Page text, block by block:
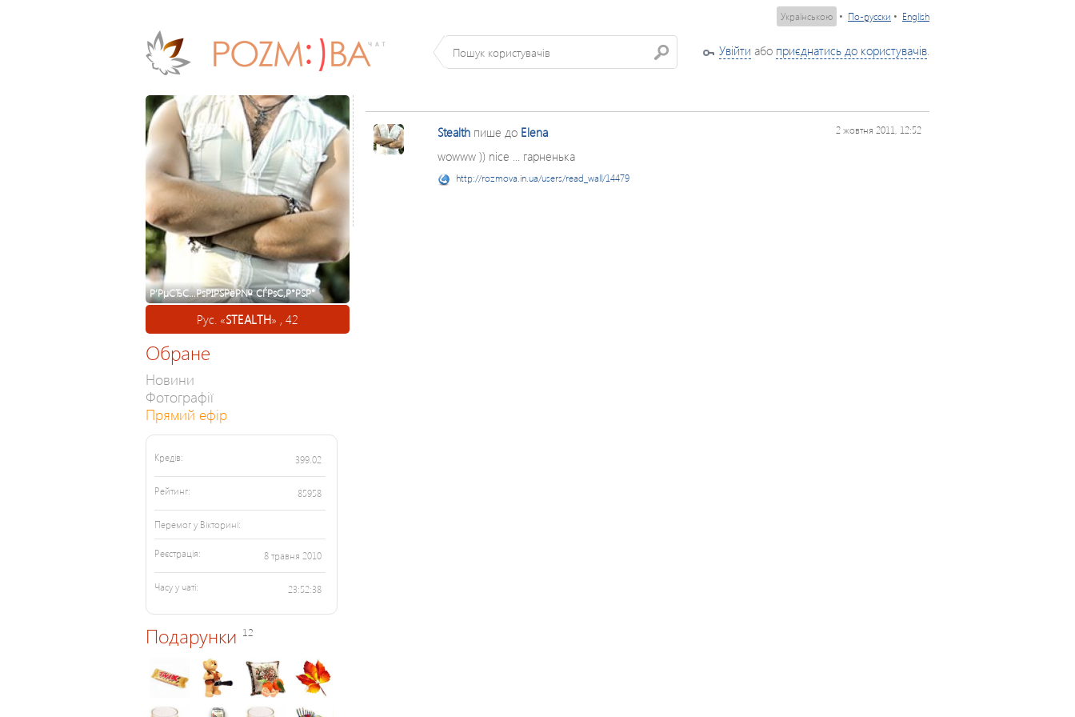
Українською • По-русски • English
Увійти або приєднатись до користувачів.
Р’РµСЂС…РѕРІРЅРёР№ СЃРѕС‚Р°РЅР°
Рус. «STEALTH» , 42
Обране
Новини
Фотографії
Прямий ефір
Кредів: 399.02
Рейтинг: 85958
Перемог у Вікторині:
Реєстрація: 8 травня 2010
Часу у чаті: 23:52:38
Подарунки 12
Stealth пише до Elena 2 жовтня 2011, 12:52
wowww )) nice ... гарненька
http://rozmova.in.ua/users/read_wall/14479